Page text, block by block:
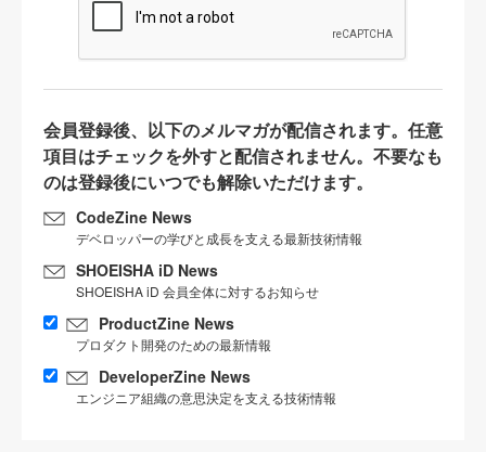
会員登録後、以下のメルマガが配信されます。任意
項目はチェックを外すと配信されません。不要なも
のは登録後にいつでも解除いただけます。
CodeZine News
デベロッパーの学びと成長を支える最新技術情報
SHOEISHA iD News
SHOEISHA iD 会員全体に対するお知らせ
ProductZine News
プロダクト開発のための最新情報
DeveloperZine News
エンジニア組織の意思決定を支える技術情報